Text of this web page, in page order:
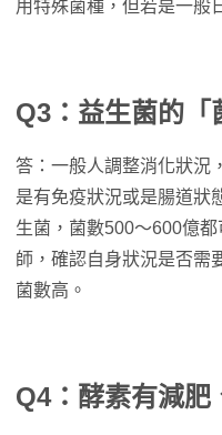
用特殊菌種，但若是一般
Q3：益生菌的「
答：一般人調整消化狀況
是有免疫狀況或是腸道狀
生菌，菌數500～600億
師，確認自身狀況是否需
菌數高。
Q4：酵素有減肥